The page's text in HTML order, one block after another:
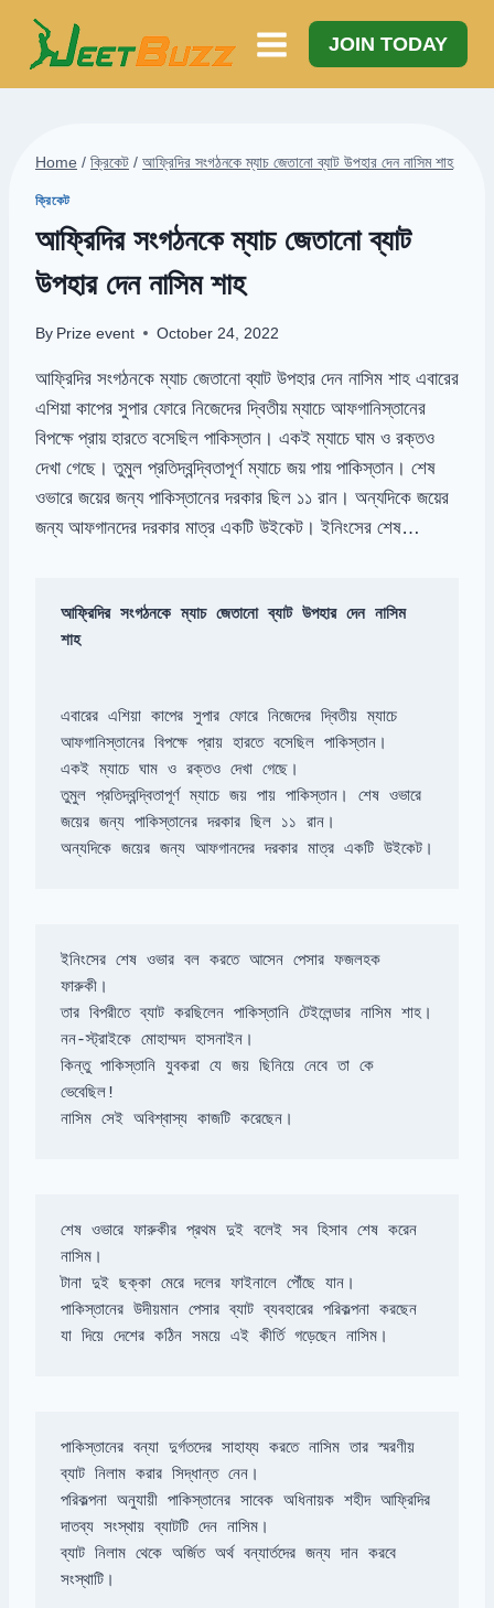
Skip
content
JOIN TODAY
Home / ক্রিকেট / আফ্রিদির সংগঠনকে ম্যাচ জেতানো ব্যাট উপহার দেন নাসিম শাহ
ক্রিকেট
আফ্রিদির সংগঠনকে ম্যাচ জেতানো ব্যাট
উপহার দেন নাসিম শাহ
By Prize event October 24, 2022
আফ্রিদির সংগঠনকে ম্যাচ জেতানো ব্যাট উপহার দেন নাসিম শাহ এবারের
এশিয়া কাপের সুপার ফোরে নিজেদের দ্বিতীয় ম্যাচে আফগানিস্তানের
বিপক্ষে প্রায় হারতে বসেছিল পাকিস্তান। একই ম্যাচে ঘাম ও রক্তও
দেখা গেছে। তুমুল প্রতিদ্বন্দ্বিতাপূর্ণ ম্যাচে জয় পায় পাকিস্তান। শেষ
ওভারে জয়ের জন্য পাকিস্তানের দরকার ছিল ১১ রান। অন্যদিকে জয়ের
জন্য আফগানদের দরকার মাত্র একটি উইকেট। ইনিংসের শেষ…
আফ্রিদির সংগঠনকে ম্যাচ জেতানো ব্যাট উপহার দেন নাসিম
শাহ
এবারের এশিয়া কাপের সুপার ফোরে নিজেদের দ্বিতীয় ম্যাচে
তুমুল প্রতিদ্বন্দ্বিতাপূর্ণ ম্যাচে জয় পায় পাকিস্তান। শেষ ওভারে
অন্যদিকে জয়ের জন্য আফগানদের দরকার মাত্র একটি উইকেট।
ইনিংসের শেষ ওভার বল করতে আসেন পেসার ফজলহক
কিন্তু পাকিস্তানি যুবকরা যে জয় ছিনিয়ে নেবে তা কে
নাসিম সেই অবিশ্বাস্য কাজটি করেছেন।
শেষ ওভারে ফারুকীর প্রথম দুই বলেই সব হিসাব শেষ করেন
পাকিস্তানের উদীয়মান পেসার ব্যাট ব্যবহারের পরিকল্পনা করছেন
যা দিয়ে দেশের কঠিন সময়ে এই কীর্তি গড়েছেন নাসিম।
পাকিস্তানের বন্যা দুর্গতদের সাহায্য করতে নাসিম তার স্মরণীয়
পরিকল্পনা অনুযায়ী পাকিস্তানের সাবেক অধিনায়ক শহীদ আফ্রিদির
ব্যাট নিলাম থেকে অর্জিত অর্থ বন্যার্তদের জন্য দান করবে
সংস্থাটি।